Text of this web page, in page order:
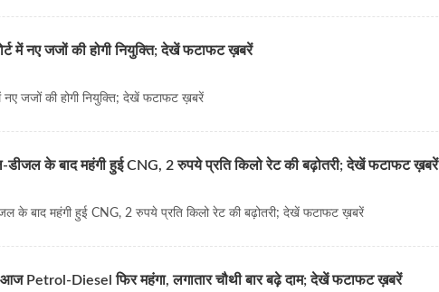
में नए जजों की होगी नियुक्ति; देखें फटाफट ख़बरें
नए जजों की होगी नियुक्ति; देखें फटाफट ख़बरें
के बाद महंगी हुई CNG, 2 रुपये प्रति किलो रेट की बढ़ोतरी; देखें फटाफट ख़बरें
के बाद महंगी हुई CNG, 2 रुपये प्रति किलो रेट की बढ़ोतरी; देखें फटाफट ख़बरें
Petrol-Diesel फिर महंगा, लगातार चौथी बार बढ़े दाम; देखें फटाफट ख़बरें